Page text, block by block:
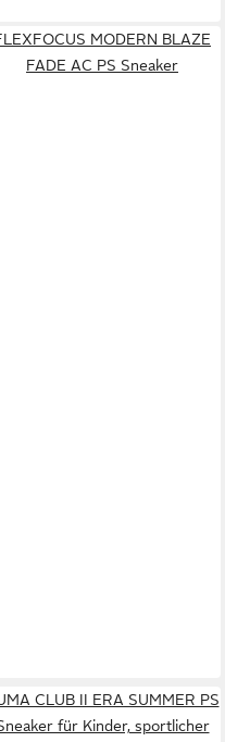
MODERN BLAZE
FADE AC PS Sneaker
CLUB II ERA SUMMER PS
für Kinder, sportlicher